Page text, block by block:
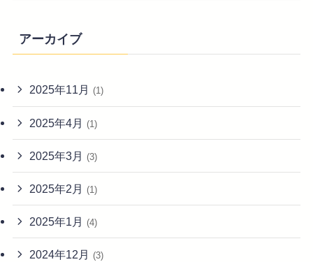
アーカイブ
2025年11月 (1)
2025年4月 (1)
2025年3月 (3)
2025年2月 (1)
2025年1月 (4)
2024年12月 (3)